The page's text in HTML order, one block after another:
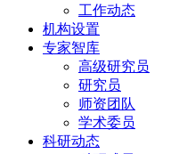
工作动态
机构设置
专家智库
高级研究员
研究员
师资团队
学术委员
科研动态